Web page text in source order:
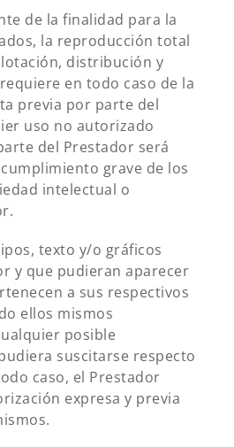
de la finalidad para la
la reproducción total
distribución y
en todo caso de la
previa por parte del
uso no autorizado
del Prestador será
grave de los
intelectual o
texto y/o gráficos
y que pudieran aparecer
a sus respectivos
ellos mismos
posible
suscitarse respecto
caso, el Prestador
expresa y previa